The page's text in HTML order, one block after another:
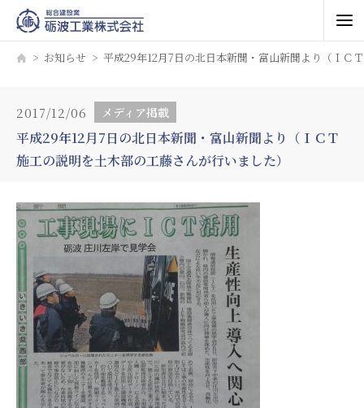
お知らせ 平成29年12月7日の北日本新聞・富山新聞より（ＩＣ
2017/12/06 メディア掲載
平成29年12月7日の北日本新聞・富山新聞より（ＩＣＴ
施工の説明を土木部の工藤さんが行いました）